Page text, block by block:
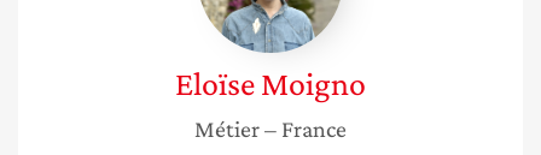
EloïseMoigno
Métier– France